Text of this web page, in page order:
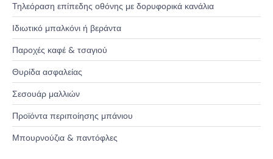
Τηλεόραση επίπεδης οθόνης με δορυφορικά κανάλια
Ιδιωτικό μπαλκόνι ή βεράντα
Παροχές καφέ & τσαγιού
Θυρίδα ασφαλείας
Σεσουάρ μαλλιών
Προϊόντα περιποίησης μπάνιου
Μπουρνούζια & παντόφλες